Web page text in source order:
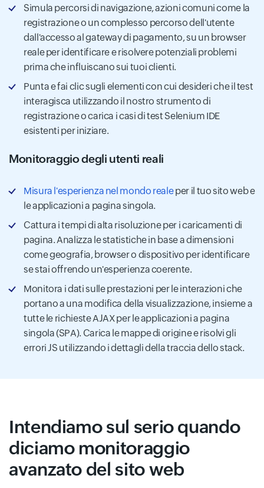
Simula percorsi di navigazione, azioni comuni come la
registrazione o un complesso percorso dell'utente
dall'accesso al gateway di pagamento, su un browser
reale per identificare e risolvere potenziali problemi
prima che influiscano sui tuoi clienti.
Punta e fai clic sugli elementi con cui desideri che il test
interagisca utilizzando il nostro strumento di
registrazione o carica i casi di test Selenium IDE
esistenti per iniziare.
Monitoraggio degli utenti reali
Misura l'esperienza nel mondo realeper il tuo sito web e
le applicazioni a pagina singola.
Cattura i tempi di alta risoluzione per i caricamenti di
pagina. Analizza le statistiche in base a dimensioni
come geografia, browser o dispositivo per identificare
se stai offrendo un'esperienza coerente.
Monitora i dati sulle prestazioni per le interazioni che
portano a una modifica della visualizzazione, insieme a
tutte le richieste AJAX per le applicazioni a pagina
singola (SPA). Carica le mappe di origine e risolvi gli
errori JS utilizzando i dettagli della traccia dello stack.
Intendiamo sul serio quando
diciamo monitoraggio
avanzato del sito web